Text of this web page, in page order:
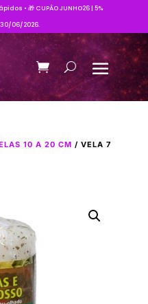
• 🎁 CUPÃO JUNHO26 | 5%
30/06/2026.
10 A 20 CM / VELA 7